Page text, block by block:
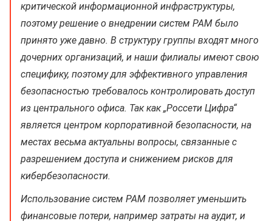
критической информационной инфраструктуры,
поэтому решение о внедрении систем PAM было
принято уже давно. В структуру группы входят много
дочерних организаций, и наши филиалы имеют свою
специфику, поэтому для эффективного управления
безопасностью требовалось контролировать доступ
из центрального офиса. Так как „Россети Цифра“
является центром корпоративной безопасности, на
местах весьма актуальны вопросы, связанные с
разрешением доступа и снижением рисков для
кибербезопасности.
Использование систем PAM позволяет уменьшить
финансовые потери, например затраты на аудит, и